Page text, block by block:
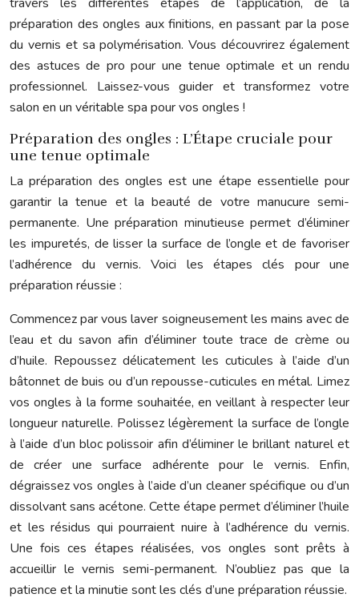
préparation des ongles aux finitions, en passant par la pose
du vernis et sa polymérisation. Vous découvrirez également
des astuces de pro pour une tenue optimale et un rendu
professionnel. Laissez-vous guider et transformez votre
salon en un véritable spa pour vos ongles !
Préparation des ongles : L’Étape cruciale pour
une tenue optimale
La préparation des ongles est une étape essentielle pour
garantir la tenue et la beauté de votre manucure semi-
permanente. Une préparation minutieuse permet d’éliminer
les impuretés, de lisser la surface de l’ongle et de favoriser
l’adhérence du vernis. Voici les étapes clés pour une
préparation réussie :
Commencez par vous laver soigneusement les mains avec de
l’eau et du savon afin d’éliminer toute trace de crème ou
d’huile. Repoussez délicatement les cuticules à l’aide d’un
bâtonnet de buis ou d’un repousse-cuticules en métal. Limez
vos ongles à la forme souhaitée, en veillant à respecter leur
longueur naturelle. Polissez légèrement la surface de l’ongle
à l’aide d’un bloc polissoir afin d’éliminer le brillant naturel et
de créer une surface adhérente pour le vernis. Enfin,
dégraissez vos ongles à l’aide d’un cleaner spécifique ou d’un
dissolvant sans acétone. Cette étape permet d’éliminer l’huile
et les résidus qui pourraient nuire à l’adhérence du vernis.
Une fois ces étapes réalisées, vos ongles sont prêts à
accueillir le vernis semi-permanent. N’oubliez pas que la
patience et la minutie sont les clés d’une préparation réussie.